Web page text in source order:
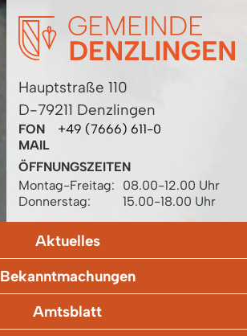
Hauptstraße 110
D-79211 Denzlingen
FON
+49 (7666) 611-0
MAIL
ÖFFNUNGSZEITEN
Montag-Freitag:
08.00-12.00 Uhr
Donnerstag:
15.00-18.00 Uhr
Aktuelles
Bekanntmachungen
Amtsblatt